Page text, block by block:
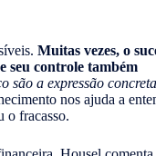
Muitas vezes, o
seu controle também
são a expressão
nos ajuda a
o fracasso.